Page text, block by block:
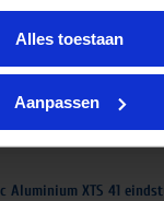
Alles toestaan
Aanpassen
zijn meer
Casambi,
perfecte
Aluminium XTS 41